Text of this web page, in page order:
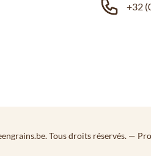
+32
Tous droits réservés. —